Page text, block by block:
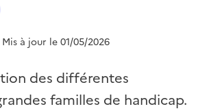
Mis à jour le 01/05/2026
des différentes
familles de handicap.